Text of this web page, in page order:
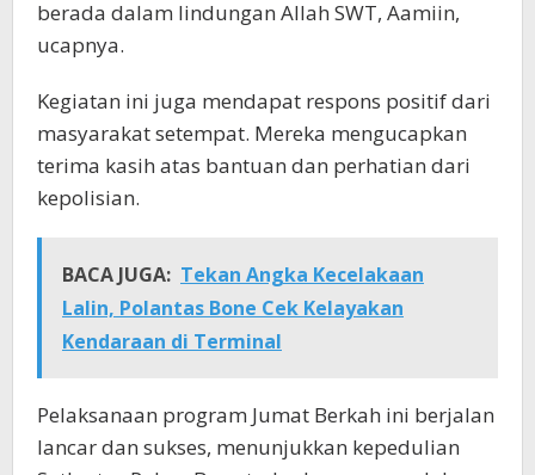
berada dalam lindungan Allah SWT, Aamiin,
ucapnya.
Kegiatan ini juga mendapat respons positif dari
masyarakat setempat. Mereka mengucapkan
terima kasih atas bantuan dan perhatian dari
kepolisian.
BACA JUGA: Tekan Angka Kecelakaan
Lalin, Polantas Bone Cek Kelayakan
Kendaraan di Terminal
Pelaksanaan program Jumat Berkah ini berjalan
lancar dan sukses, menunjukkan kepedulian